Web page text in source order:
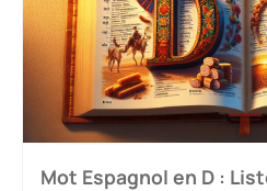
Mot Espagnol en D :